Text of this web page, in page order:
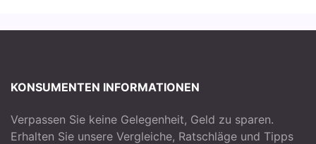
KONSUMENTEN INFORMATIONEN
Verpassen Sie keine Gelegenheit, Geld zu sparen.
Erhalten Sie unsere Vergleiche, Ratschläge und Tipps